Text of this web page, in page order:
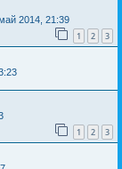
2014, 21:39
1 2 3
1 2 3